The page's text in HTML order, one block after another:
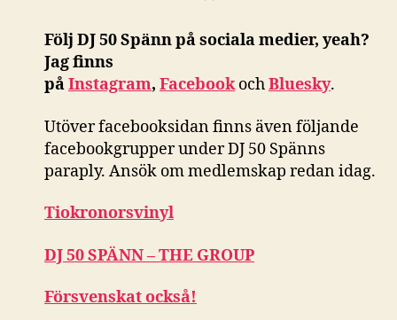
Följ DJ 50 Spänn på sociala medier, yeah?
Jag finns
påInstagram, FacebookochBluesky.
Utöver facebooksidan finns även följande
facebookgrupper under DJ 50 Spänns
paraply. Ansök om medlemskap redan idag.
Tiokronorsvinyl
DJ 50 SPÄNN – THE GROUP
Försvenskat också!